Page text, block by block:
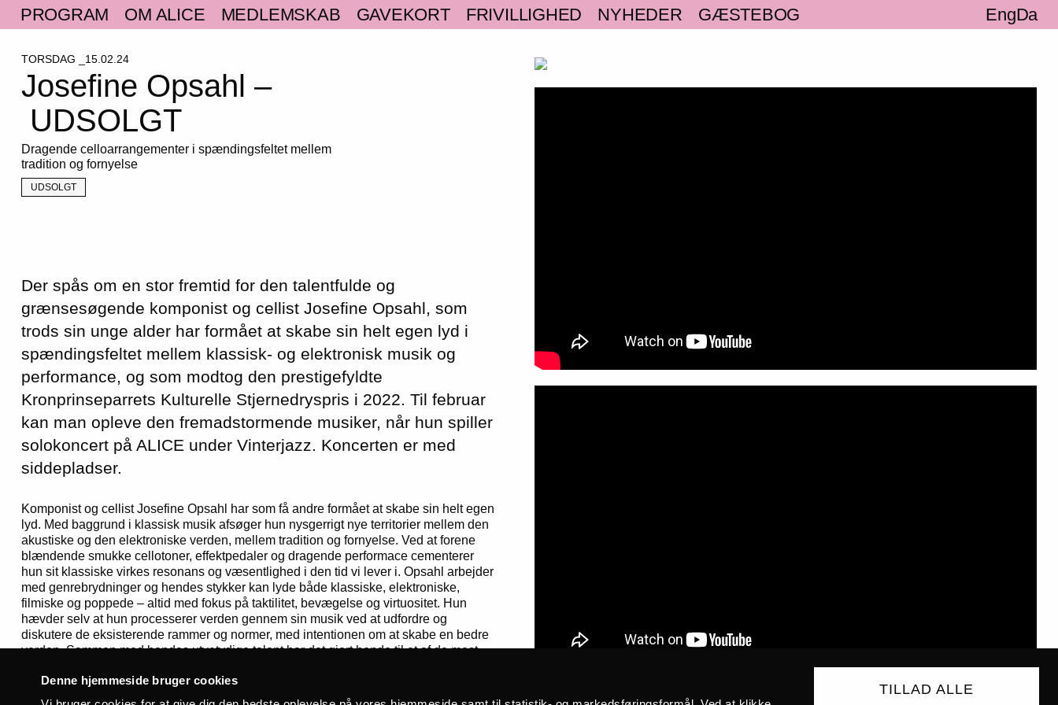
Denne hjemmeside bruger cookies
TILLAD ALLE
PROGRAM OM ALICE MEDLEMSKAB GAVEKORT FRIVILLIGHED NYHEDER Da
Eng
GÆSTEBOG
TORSDAG _15.02.24
Josefine Opsahl –
UDSOLGT
Dragende celloarrangementer i spændingsfeltet mellem
tradition og fornyelse
UDSOLGT
Der spås om en stor fremtid for den talentfulde og
grænsesøgende komponist og cellist Josefine Opsahl, som
trods sin unge alder har formået at skabe sin helt egen lyd i
spændingsfeltet mellem klassisk- og elektronisk musik og
performance, og som modtog den prestigefyldte
Kronprinseparrets Kulturelle Stjernedryspris i 2022. Til februar
kan man opleve den fremadstormende musiker, når hun spiller
solokoncert på ALICE under Vinterjazz. Koncerten er med
siddepladser.
Komponist og cellist Josefine Opsahl har som få andre formået at skabe sin helt egen
lyd. Med baggrund i klassisk musik afsøger hun nysgerrigt nye territorier mellem den
akustiske og den elektroniske verden, mellem tradition og fornyelse. Ved at forene
blændende smukke cellotoner, effektpedaler og dragende performace cementerer
hun sit klassiske virkes resonans og væsentlighed i den tid vi lever i. Opsahl arbejder
med genrebrydninger og hendes stykker kan lyde både klassiske, elektroniske,
filmiske og poppede – altid med fokus på taktilitet, bevægelse og virtuositet. Hun
hævder selv at hun processerer verden gennem sin musik ved at udfordre og
diskutere de eksisterende rammer og normer, med intentionen om at skabe en bedre
verden. Sammen med hendes utvetydige talent har det gjort hende til et af de mest
Men fornemmer at eventyret kun lige er begyndt for Josefine Opsahl, som trods sin